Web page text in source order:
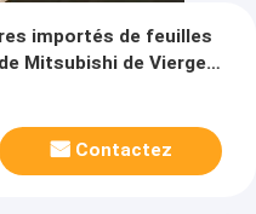
importés de feuilles
Mitsubishi de Vierge
Contactez